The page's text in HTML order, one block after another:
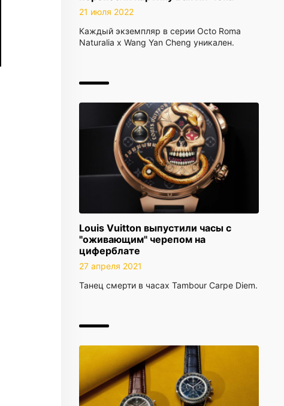
21 июля 2022
Каждый экземпляр в серии Octo Roma
Naturalia x Wang Yan Cheng уникален.
Louis Vuitton выпустили часы с
"оживающим" черепом на
циферблате
27 апреля 2021
Танец смерти в часах Tambour Carpe Diem.